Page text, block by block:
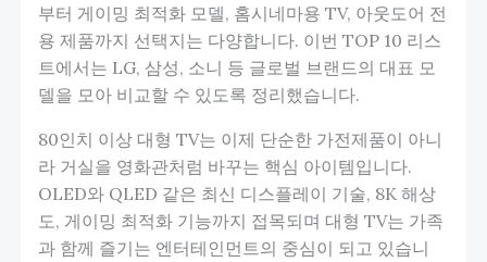
부터 게이밍 최적화 모델, 홈시네마용 TV, 아웃도어 전
용 제품까지 선택지는 다양합니다. 이번 TOP 10 리스
트에서는 LG, 삼성, 소니 등 글로벌 브랜드의 대표 모
델을 모아 비교할 수 있도록 정리했습니다.
80인치 이상 대형 TV는 이제 단순한 가전제품이 아니
라 거실을 영화관처럼 바꾸는 핵심 아이템입니다.
OLED와 QLED 같은 최신 디스플레이 기술, 8K 해상
도, 게이밍 최적화 기능까지 접목되며 대형 TV는 가족
과 함께 즐기는 엔터테인먼트의 중심이 되고 있습니